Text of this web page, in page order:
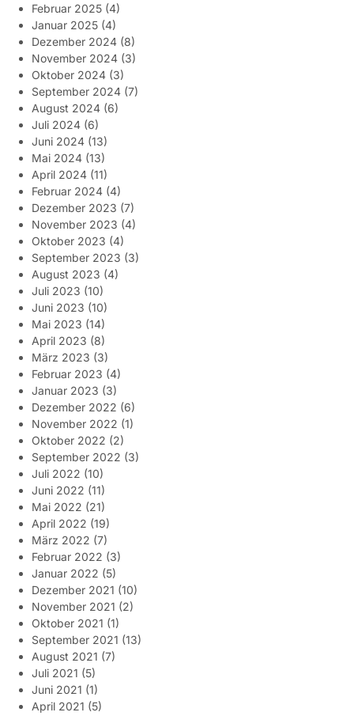
Februar 2025 (4)
Januar 2025 (4)
Dezember 2024 (8)
November 2024 (3)
Oktober 2024 (3)
September 2024 (7)
August 2024 (6)
Juli 2024 (6)
Juni 2024 (13)
Mai 2024 (13)
April 2024 (11)
Februar 2024 (4)
Dezember 2023 (7)
November 2023 (4)
Oktober 2023 (4)
September 2023 (3)
August 2023 (4)
Juli 2023 (10)
Juni 2023 (10)
Mai 2023 (14)
April 2023 (8)
März 2023 (3)
Februar 2023 (4)
Januar 2023 (3)
Dezember 2022 (6)
November 2022 (1)
Oktober 2022 (2)
September 2022 (3)
Juli 2022 (10)
Juni 2022 (11)
Mai 2022 (21)
April 2022 (19)
März 2022 (7)
Februar 2022 (3)
Januar 2022 (5)
Dezember 2021 (10)
November 2021 (2)
Oktober 2021 (1)
September 2021 (13)
August 2021 (7)
Juli 2021 (5)
Juni 2021 (1)
April 2021 (5)